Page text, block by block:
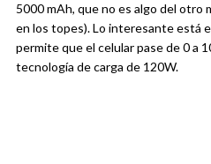
5000 mAh, que no es algo del otro
en los topes). Lo interesante está
permite que el celular pase de 0 a
tecnología de carga de 120W.